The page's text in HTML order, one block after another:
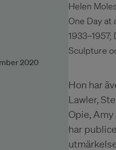
2020
Helen
One Day at
Sculpture
Hon har
Lawler,
Opie,
har